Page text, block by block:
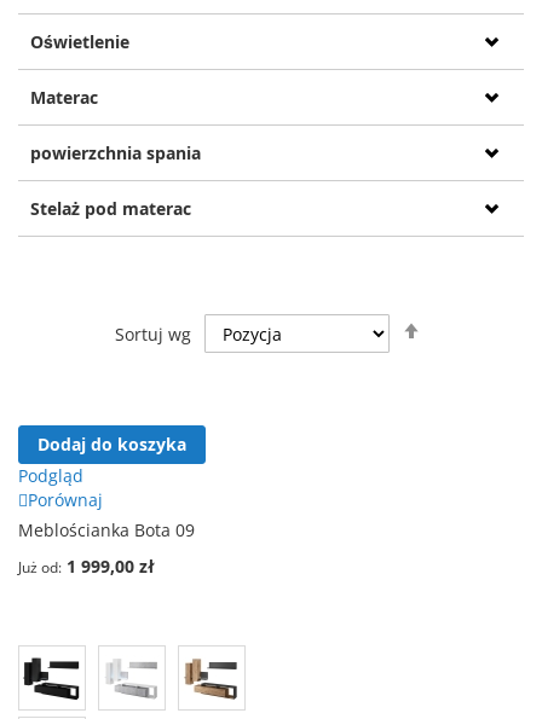
Sortuj wg
Dodaj do koszyka
Podgląd
Porównaj
Meblościanka Bota 09
Już od 1 999,00 zł
Oświetlenie
Materac
powierzchnia spania
Stelaż pod materac